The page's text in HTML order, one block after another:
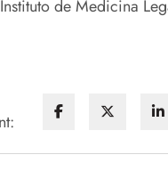
de Medicina